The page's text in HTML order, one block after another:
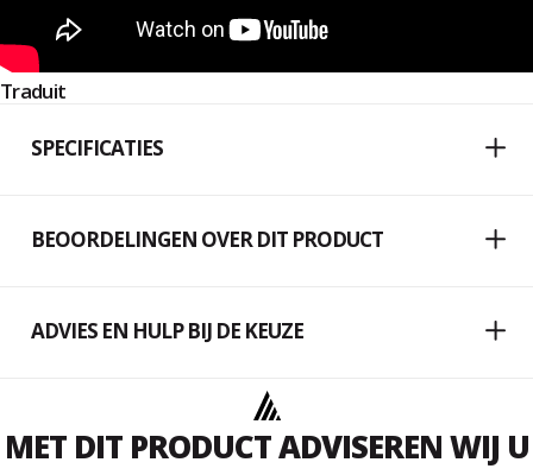
Traduit
SPECIFICATIES
BEOORDELINGEN OVER DIT PRODUCT
ADVIES EN HULP BIJ DE KEUZE
MET DIT PRODUCT ADVISEREN WIJ U